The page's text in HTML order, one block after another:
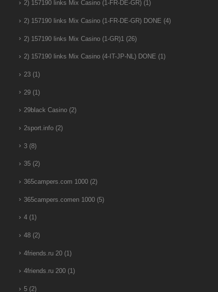
2) 157190 links Mix Casino (1-FR-DE-GR)(1)
2) 157190 links Mix Casino (1-FR-DE-GR) DONE (4)
2) 157190 links Mix Casino (1-GR)1 (26)
2) 157190 links Mix Casino (4-IT-JP-NL) DONE (1)
23(1)
29(1)
29black Casino(2)
2sport.info(2)
3(8)
35(2)
365campers.com 1000(2)
365campers.comen 1000(5)
4(1)
48(2)
4friends.ru 20(1)
4friends.ru 200(1)
5(2)